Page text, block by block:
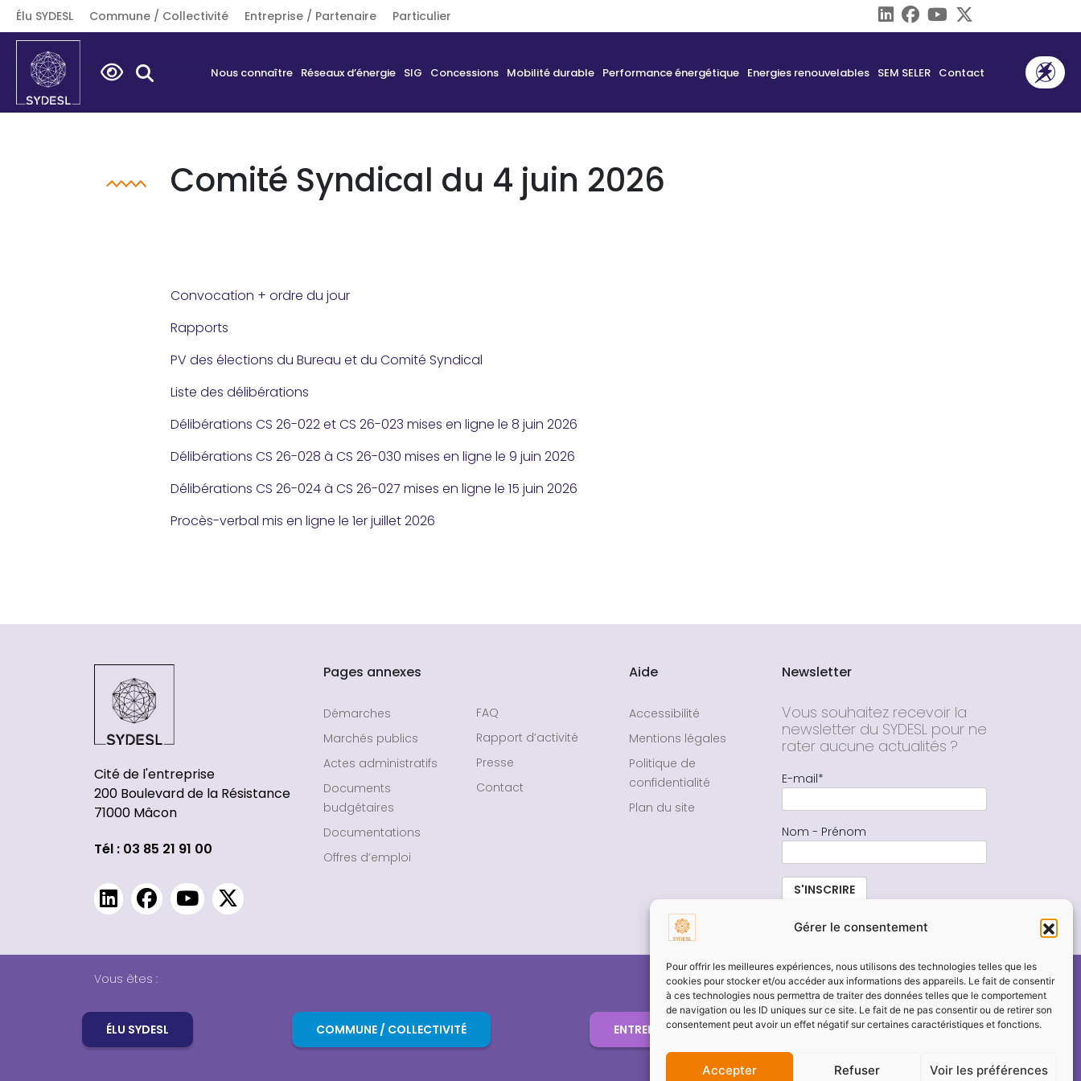
Gérer le consentement
Pour offrir les meilleures expériences, nous utilisons des technologies telles que les
cookies pour stocker et/ou accéder aux informations des appareils. Le fait de consentir
à ces technologies nous permettra de traiter des données telles que le comportement
de navigation ou les ID uniques sur ce site. Le fait de ne pas consentir ou de retirer son
consentement peut avoir un effet négatif sur certaines caractéristiques et fonctions.
Accepter Refuser Voir les préférences
Élu SYDESL Commune / Collectivité Entreprise / Partenaire Particulier
Search
for:
Nous connaître Réseaux d’énergie SIG Concessions Mobilité durable Performance énergétique Energies renouvelables SEM SELER Contact
Comité Syndical du 4 juin 2026
Convocation + ordre du jour
Rapports
PV des élections du Bureau et du Comité Syndical
Liste des délibérations
Délibérations CS 26-022 et CS 26-023 mises en ligne le 8 juin 2026
Délibérations CS 26-028 à CS 26-030 mises en ligne le 9 juin 2026
Délibérations CS 26-024 à CS 26-027 mises en ligne le 15 juin 2026
Procès-verbal mis en ligne le 1er juillet 2026
Cité de l'entreprise
200 Boulevard de la Résistance
71000 Mâcon
Tél : 03 85 21 91 00
Pages annexes
Démarches
Marchés publics
Actes administratifs
Documents
budgétaires
Documentations
Offres d’emploi
FAQ
Rapport d’activité
Presse
Contact
Aide
Accessibilité
Mentions légales
Politique de
confidentialité
Plan du site
Newsletter
Vous souhaitez recevoir la
newsletter du SYDESL pour ne
rater aucune actualités ?
E-mail*
Nom - Prénom
Vous êtes :
ÉLU SYDESL COMMUNE / COLLECTIVITÉ ENTREPRISE / PARTENAIRE PARTICULIER